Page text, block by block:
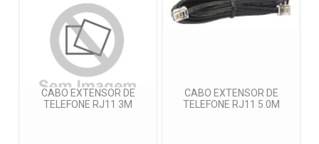
CABO EXTENSOR DE
TELEFONE RJ11 3M
CABO EXTENSOR DE
TELEFONE RJ11 5.0M